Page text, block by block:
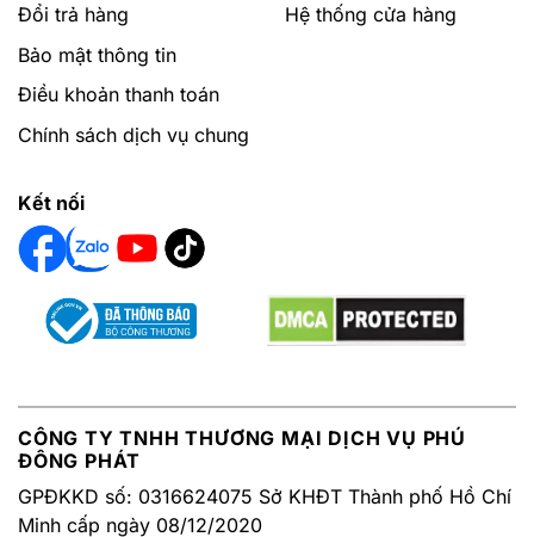
Đổi trả hàng
Bảo mật thông tin
Điều khoản thanh toán
Chính sách dịch vụ chung
Hệ thống cửa hàng
Kết nối
CÔNG TY TNHH THƯƠNG MẠI DỊCH VỤ PHÚ
ĐÔNG PHÁT
GPĐKKD số: 0316624075 Sở KHĐT Thành phố Hồ Chí
Minh cấp ngày 08/12/2020